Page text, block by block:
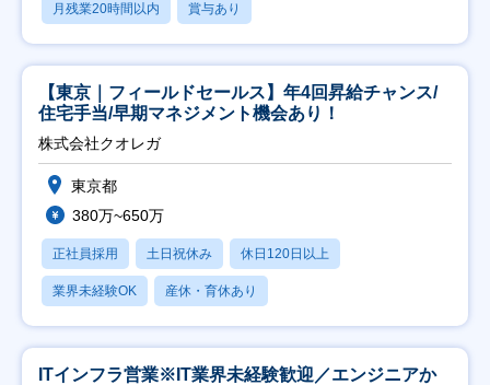
月残業20時間以内 賞与あり
【東京｜フィールドセールス】年4回昇給チャンス/
住宅手当/早期マネジメント機会あり！
株式会社クオレガ
東京都
380万~650万
正社員採用 土日祝休み 休日120日以上
業界未経験OK 産休・育休あり
ITインフラ営業※IT業界未経験歓迎／エンジニアか